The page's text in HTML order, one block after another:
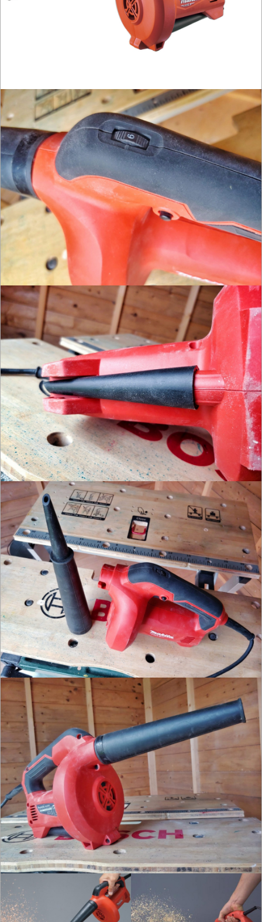
METALU
WARSZTATOWE
I
RĘCZNE
NARZĘDZIA
I
OSPRZĘT
HYDRAULICZNE
NARZĘDZIA
INSTALACYJNE,
PALNIKI
PNEUMATYCZNE
AKCESORIA
KOMPRESORY
NARZĘDZIA
SPAWALNICTWO
URZĄDZENIA
ROZRUCHOWE
PROSTOWNIKI
I
OSPRZĘT
AGREGATY
PRĄDOWE
ODZIEŻ
ROBOCZA
I
BHP
SPRZĘT
AGD
OGRODNICZE
NARZĘDZIA
PILARKI-
KOSIARKI-
KOSY
MYJKI
CIŚNIENIOWE